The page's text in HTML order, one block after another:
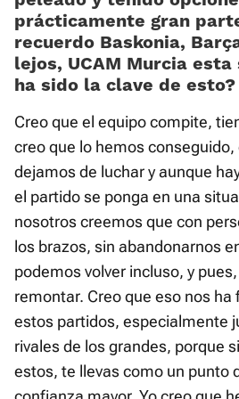
prácticamente gran
recuerdo Baskonia,
lejos, UCAM Murcia esta
ha sido la clave de esto?
Creo que el equipo compite,
creo que lo hemos conseguido,
dejamos de luchar y aunque
el partido se ponga en una
nosotros creemos que con
los brazos, sin abandonarnos
podemos volver incluso, y
remontar. Creo que eso nos ha
estos partidos, especialmente
rivales de los grandes, porque
estos, te llevas como un punto